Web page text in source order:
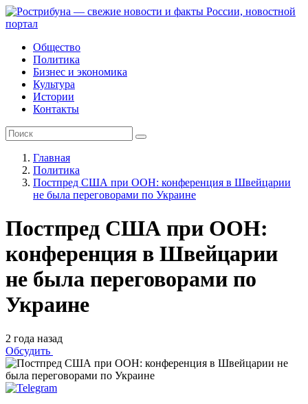
Общество
Политика
Бизнес и экономика
Культура
Истории
Контакты
Главная
Политика
Постпред США при ООН: конференция в Швейцарии
не была переговорами по Украине
Постпред США при ООН:
конференция в Швейцарии
не была переговорами по
Украине
2 года назад
Обсудить